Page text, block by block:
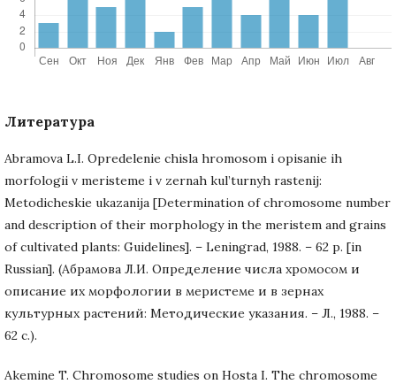
Литература
Abramova L.I. Opredelenie chisla hromosom i opisanie ih
morfologii v meristeme i v zernah kul’turnyh rastenij:
Metodicheskie ukazanija [Determination of chromosome number
and description of their morphology in the meristem and grains
of cultivated plants: Guidelines]. – Leningrad, 1988. – 62 p. [in
Russian]. (Абрамова Л.И. Определение числа хромосом и
описание их морфологии в меристеме и в зернах
культурных растений: Методические указания. – Л., 1988. –
62 с.).
Akemine T. Chromosome studies on Hosta I. The chromosome